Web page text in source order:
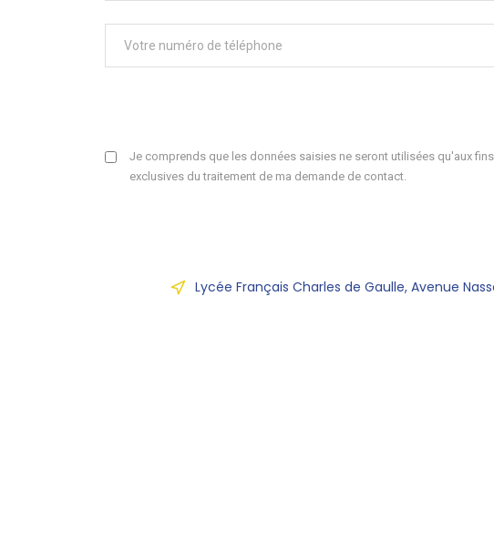
Je comprends que les données saisies ne seront utilisées qu'aux fins
exclusives du traitement de ma demande de contact.
Lycée Français Charles de Gaulle, Avenue